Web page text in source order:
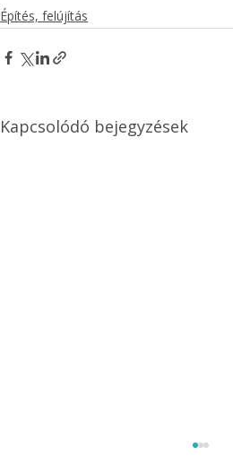
Építés, felújítás
Kapcsolódó bejegyzések